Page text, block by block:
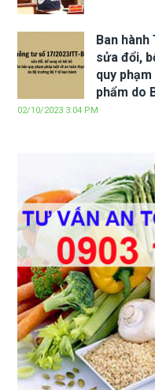
Ban
sửa đổi,
quy
phẩm do
02/10/2023 3:04 PM